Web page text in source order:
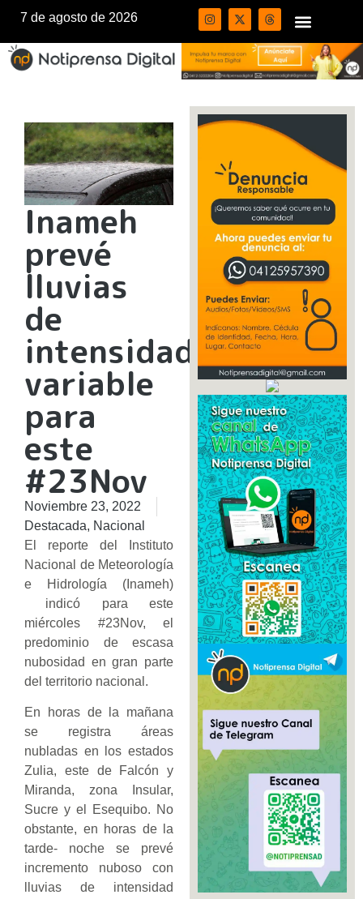
7 de agosto de 2026
Inameh
prevé
lluvias
de
intensidad
variable
para
este
#23Nov
Noviembre 23, 2022
Destacada, Nacional
El reporte del Instituto
Nacional de Meteorología
e Hidrología (Inameh)
indicó para este
miércoles #23Nov, el
predominio de escasa
nubosidad en gran parte
del territorio nacional.
En horas de la mañana
se registra áreas
nubladas en los estados
Zulia, este de Falcón y
Miranda, zona Insular,
Sucre y el Esequibo. No
obstante, en horas de la
tarde- noche se prevé
incremento nuboso con
lluvias de intensidad